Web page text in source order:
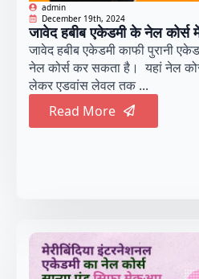
admin
December 19th, 2024
जावेद हबीब एकेडमी के नेल कोर्स
जावेद हबीब एकेडमी काफी पुरानी
नेल कोर्स कर सकता है। यहां नेल
लेकर एडवांस लेवल तक ...
Read More